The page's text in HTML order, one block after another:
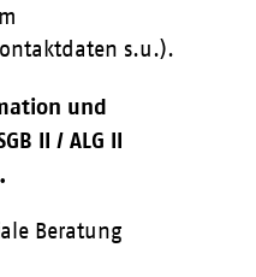
s.u.).
und
II / ALG II
Beratung